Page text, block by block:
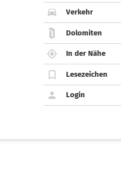
Verkehr
Dolomiten
In der Nähe
Lesezeichen
Login